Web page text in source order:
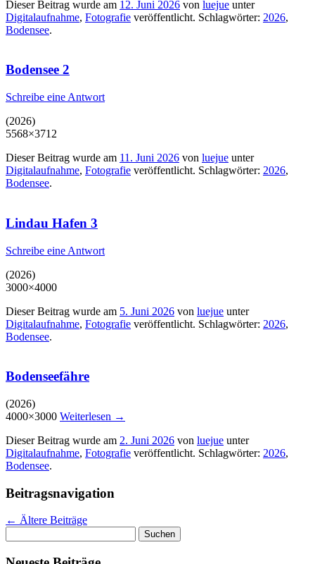
Dieser Beitrag wurde am 12. Juni 2026 von luejue unter
Digitalaufnahme, Fotografie veröffentlicht. Schlagwörter: 2026,
Bodensee.
Bodensee 2
Schreibe eine Antwort
(2026)
5568×3712
Dieser Beitrag wurde am 11. Juni 2026 von luejue unter
Digitalaufnahme, Fotografie veröffentlicht. Schlagwörter: 2026,
Bodensee.
Lindau Hafen 3
Schreibe eine Antwort
(2026)
3000×4000
Dieser Beitrag wurde am 5. Juni 2026 von luejue unter
Digitalaufnahme, Fotografie veröffentlicht. Schlagwörter: 2026,
Bodensee.
Bodenseefähre
(2026)
4000×3000 Weiterlesen →
Dieser Beitrag wurde am 2. Juni 2026 von luejue unter
Digitalaufnahme, Fotografie veröffentlicht. Schlagwörter: 2026,
Bodensee.
Beitragsnavigation
← Ältere Beiträge
nach: